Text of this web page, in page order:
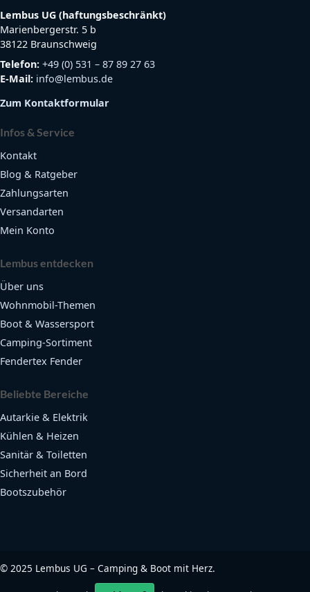
Lembus UG (haftungsbeschränkt)
Marienbergerstr. 5 b
38122 Braunschweig
Telefon: +49 (0) 531 – 87 89 27 63
E-Mail: info@lembus.de
Zum Kontaktformular
Infos & Service
Kontakt
Blog & Ratgeber
Zahlungsarten
Versandarten
Mein Konto
Lembus entdecken
Über uns
Wohnmobil-Themen
Boot & Wassersport
Camping-Sortiment
Fendertex Fender
Beliebte Bereiche
Autarkie & Elektrik
Kühlen & Heizen
Sanitär & Toiletten
Sicherheit an Bord
Bootszubehör
© 2025 Lembus UG – Camping & Boot mit Herz.